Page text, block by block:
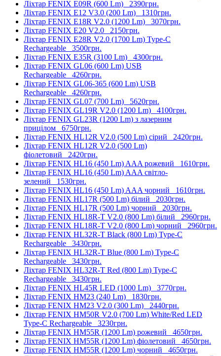
Ліхтар FENIX E09R (600 Lm) 2390грн.
Ліхтар FENIX E12 V3.0 (200 Lm) 1310грн.
Ліхтар FENIX E18R V2.0 (1200 Lm) 3070грн.
Ліхтар FENIX E20 V2.0 2150грн.
Ліхтар FENIX E28R V2.0 (1700 Lm) Type-C
Rechargeable 3500грн.
Ліхтар FENIX E35R (3100 Lm) 4300грн.
Ліхтар FENIX GL06 (600 Lm) USB
Rechargeable 4260грн.
Ліхтар FENIX GL06-365 (600 Lm) USB
Rechargeable 4260грн.
Ліхтар FENIX GL07 (700 Lm) 5620грн.
Ліхтар FENIX GL19R V2.0 (1200 Lm) 4100грн.
Ліхтар FENIX GL23R (1200 Lm) з лазерним
прицілом 6750грн.
Ліхтар FENIX HL12R V2.0 (500 Lm) сірий 2420грн.
Ліхтар FENIX HL12R V2.0 (500 Lm)
фіолетовий 2420грн.
Ліхтар FENIX HL16 (450 Lm) AAA рожевий 1610грн.
Ліхтар FENIX HL16 (450 Lm) AAA світло-
зелений 1530грн.
Ліхтар FENIX HL16 (450 Lm) AAA чорний 1610грн.
Ліхтар FENIX HL17R (500 Lm) білий 2030грн.
Ліхтар FENIX HL17R (500 Lm) чорний 2030грн.
Ліхтар FENIX HL18R-T V2.0 (800 Lm) білий 2960грн.
Ліхтар FENIX HL18R-T V2.0 (800 Lm) чорний 2960грн.
Ліхтар FENIX HL32R-T Black (800 Lm) Type-C
Rechargeable 3430грн.
Ліхтар FENIX HL32R-T Blue (800 Lm) Type-C
Rechargeable 3430грн.
Ліхтар FENIX HL32R-T Red (800 Lm) Type-C
Rechargeable 3430грн.
Ліхтар FENIX HL45R LED (1000 Lm) 3770грн.
Ліхтар FENIX HM23 (240 Lm) 1830грн.
Ліхтар FENIX HM23 V2.0 (300 Lm) 2440грн.
Ліхтар FENIX HM50R V2.0 (700 Lm) White/Red LED
Type-C Rechargeable 3230грн.
Ліхтар FENIX HM55R (1200 Lm) рожевий 4650грн.
Ліхтар FENIX HM55R (1200 Lm) фіолетовий 4650грн.
Ліхтар FENIX HM55R (1200 Lm) чорний 4650грн.